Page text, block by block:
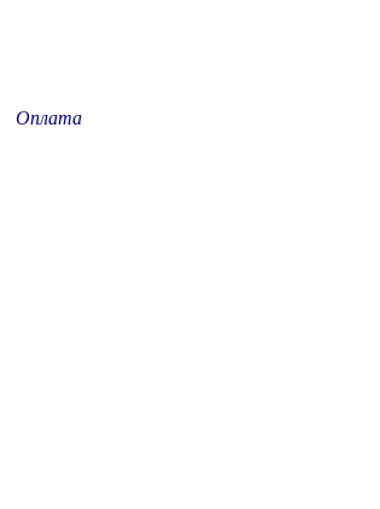
Оплата